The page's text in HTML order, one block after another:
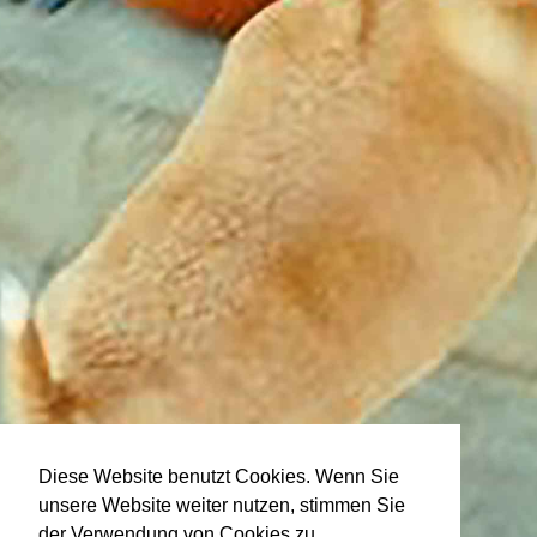
Diese Website benutzt Cookies. Wenn Sie
unsere Website weiter nutzen, stimmen Sie